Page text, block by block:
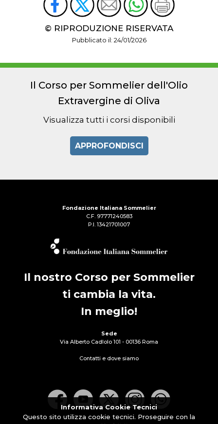
© RIPRODUZIONE RISERVATA
Pubblicato il: 24/01/2026
Il Corso per Sommelier dell'Olio
Extravergine di Oliva
Visualizza tutti i corsi disponibili
APPROFONDISCI
Fondazione Italiana Sommelier
C.F. 97771240583
P.I. 13421701007
Il nostro Corso per Sommelier
ti cambia la vita.
In meglio!
Sede
Via Alberto Cadlolo 101 - 00136 Roma
Contatti e dove siamo
Informativa Cookie Tecnici
Questo sito utilizza cookie tecnici. Proseguire con la